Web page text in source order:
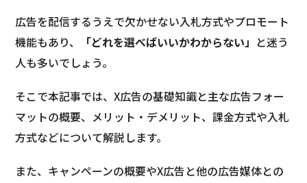
広告を配信するうえで欠かせない入札方式やプロモート
機能もあり、
「どれを選べばいいかわからない」 と迷う
人も多いでしょう。
そこで本記事では、X広告の基礎知識と主な広告フォー
マットの概要、メリット・デメリット、課金方式や入札
方式などについて解説します。
また、キャンペーンの概要やX広告と他の広告媒体との